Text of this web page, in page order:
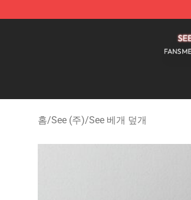
홈/See (주)/See 베개 덮개